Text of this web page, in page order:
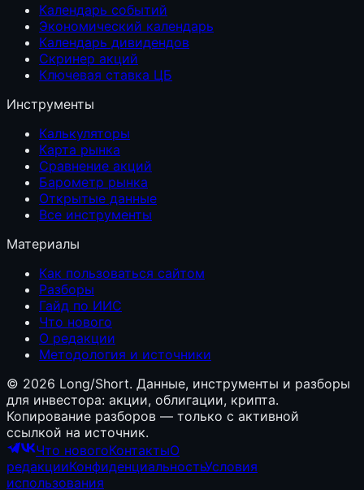
Календарь событий
Экономический календарь
Календарь дивидендов
Скринер акций
Ключевая ставка ЦБ
Инструменты
Калькуляторы
Карта рынка
Сравнение акций
Барометр рынка
Открытые данные
Все инструменты
Материалы
Как пользоваться сайтом
Разборы
Гайд по ИИС
Что нового
О редакции
Методология и источники
© 2026 Long/Short. Данные, инструменты и разборы
для инвестора: акции, облигации, крипта.
Копирование разборов — только с активной
ссылкой на источник.
Что новогоКонтактыО
редакцииКонфиденциальностьУсловия
использования